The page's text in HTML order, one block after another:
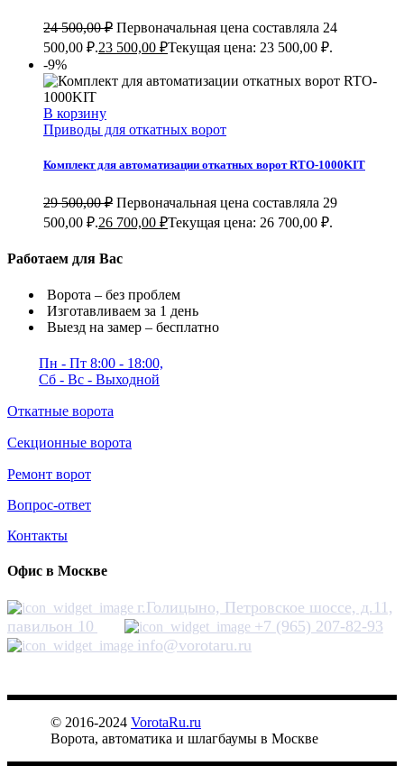
24 500,00₽ Первоначальная цена составляла 24
500,00 ₽.23 500,00 ₽Текущая цена: 23 500,00 ₽.
-9%
В корзину
Приводы для откатных ворот
Комплект для автоматизации откатных ворот RTO-1000KIT
29 500,00₽ Первоначальная цена составляла 29
500,00 ₽.26 700,00 ₽Текущая цена: 26 700,00 ₽.
Работаем для Вас
Ворота – без проблем
Изготавливаем за 1 день
Выезд на замер – бесплатно
Пн - Пт 8:00 - 18:00,
Сб - Вс - Выходной
Откатные ворота
Секционные ворота
Ремонт ворот
Вопрос-ответ
Контакты
Офис в Москве
г.Голицыно, Петровское шоссе, д.11,
павильон 10
+7 (965) 207-82-93
info@vorotaru.ru
© 2016-2024 VorotaRu.ru
Ворота, автоматика и шлагбаумы в Москве